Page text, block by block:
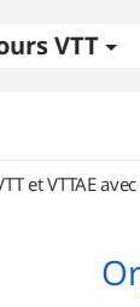
VTT
et VTTAE